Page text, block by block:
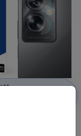
Oppo A79 5G
4 Stück